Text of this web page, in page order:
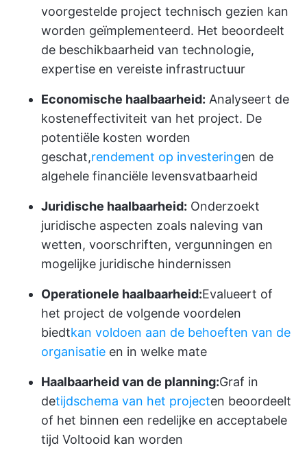
voorgestelde project technisch gezien kan
worden geïmplementeerd. Het beoordeelt
de beschikbaarheid van technologie,
expertise en vereiste infrastructuur
Economische haalbaarheid: Analyseert de
kosteneffectiviteit van het project. De
potentiële kosten worden
geschat,rendement op investeringen de
algehele financiële levensvatbaarheid
Juridische haalbaarheid: Onderzoekt
juridische aspecten zoals naleving van
wetten, voorschriften, vergunningen en
mogelijke juridische hindernissen
Operationele haalbaarheid:Evalueert of
het project de volgende voordelen
biedtkan voldoen aan de behoeften van de
organisatie en in welke mate
Haalbaarheid van de planning:Graf in
detijdschema van het projecten beoordeelt
of het binnen een redelijke en acceptabele
tijd Voltooid kan worden